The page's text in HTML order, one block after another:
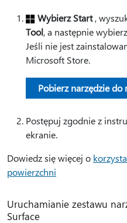
Wybierz Start,
Tool, a następnie
Jeśli nie jest
Microsoft Store.
Pobierz narzędzie do
Postępuj zgodnie z
ekranie.
Dowiedz się więcej o
powierzchni
Uruchamianie zestawu
Surface